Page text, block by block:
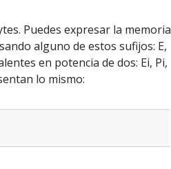
Puedes expresar la memoria
alguno de estos sufijos: E,
en potencia de dos: Ei, Pi,
lo mismo: